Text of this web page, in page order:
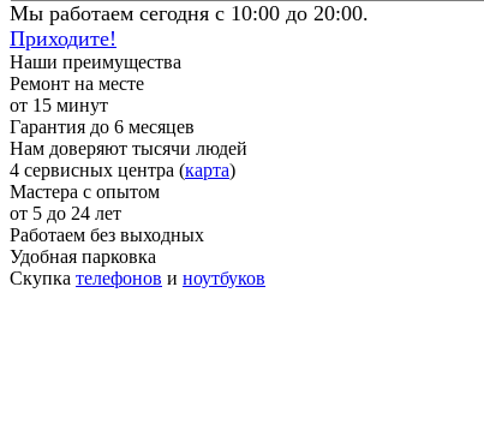
Мы работаем сегодня с 10:00 до 20:00.
Приходите!
Наши преимущества
Ремонт на месте
от 15 минут
Гарантия до 6 месяцев
Нам доверяют тысячи людей
4 сервисных центра (карта)
Мастера с опытом
от 5 до 24 лет
Работаем без выходных
Удобная парковка
Скупка телефонов и ноутбуков